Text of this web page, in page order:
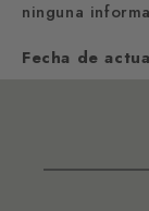
ninguna
Fecha de